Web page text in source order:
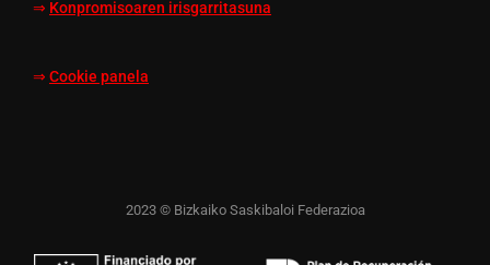
⇒ Konpromisoaren irisgarritasuna
⇒ Cookie panela
2023 © Bizkaiko Saskibaloi Federazioa